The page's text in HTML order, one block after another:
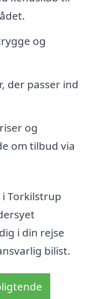
og
der passer ind
og
om tilbud via
Torkilstrup
i din rejse
bilist.